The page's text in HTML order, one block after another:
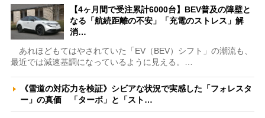
【4ヶ月間で受注累計6000台】BEV普及の障壁と
なる「航続距離の不安」「充電のストレス」解
消…
あれほどもてはやされていた「EV（BEV）シフト」の潮流も、
最近では減速基調になっているように見える。…
《雪道の対応力を検証》シビアな状況で実感した「フォレスタ
ー」の真価 「ターボ」と「スト…